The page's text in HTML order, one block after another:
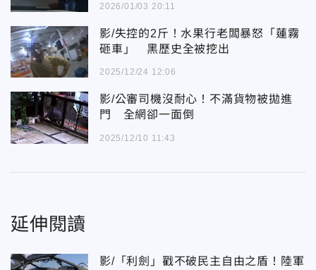
2026/01/03 20:11
影/失控的2斤！水果行老闆暴怒「蓮霧
砸車」 黑歷史全被挖出
2025/12/24 12:06
影/公審司機沒耐心！不滿貨物被拋進
門 全網卻一面倒
2025/12/10 11:43
延伸閱讀
影/「利劍」戳不破民主自由之盾！陸軍